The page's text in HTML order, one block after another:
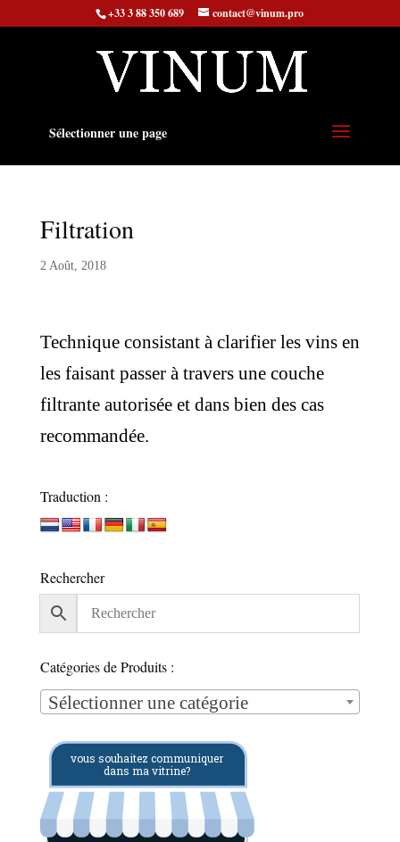
+33 3 88 350 689 contact@vinum.pro
Sélectionner une page
Filtration
2 Août, 2018
Technique consistant à clarifier les vins en
les faisant passer à travers une couche
filtrante autorisée et dans bien des cas
recommandée.
Traduction :
Rechercher
Catégories de Produits :
Sélectionner une catégorie
vous souhaitez communiquer
dans ma vitrine?